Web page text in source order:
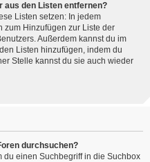
aus den Listen entfernen?
Listen setzen: In jedem
zum Hinzufügen zur Liste der
Außerdem kannst du im
Listen hinzufügen, indem du
Stelle kannst du sie auch wieder
durchsuchen?
du einen Suchbegriff in die Suchbox